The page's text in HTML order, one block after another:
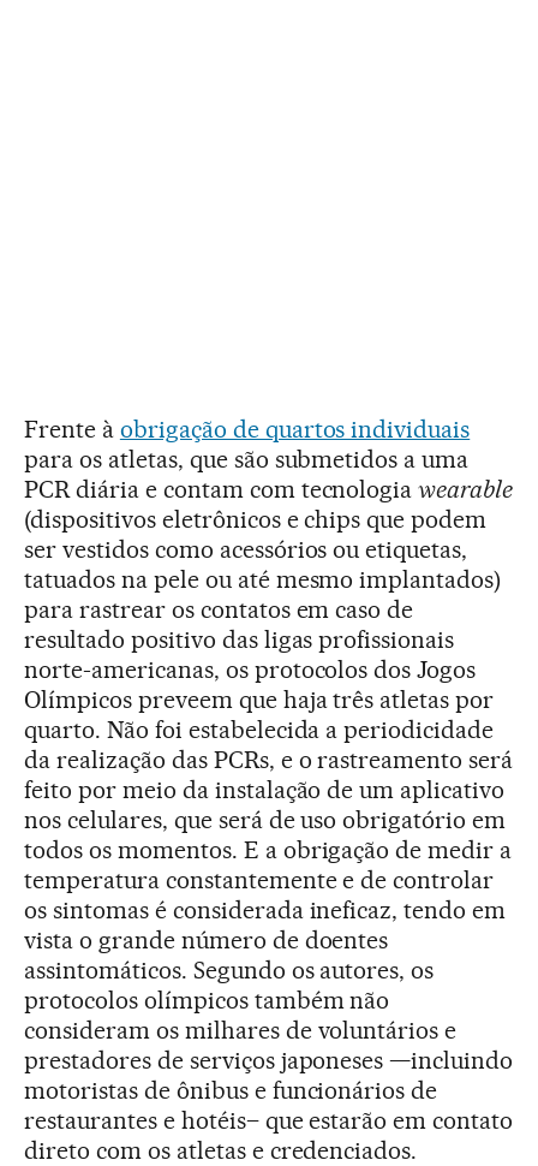
Frente à obrigação de quartos individuais
para os atletas, que são submetidos a uma
PCR diária e contam com tecnologiawearable
(dispositivos eletrônicos e chips que podem
ser vestidos como acessórios ou etiquetas,
tatuados na pele ou até mesmo implantados)
para rastrear os contatos em caso de
resultado positivo das ligas profissionais
norte-americanas, os protocolos dos Jogos
Olímpicos preveem que haja três atletas por
quarto. Não foi estabelecida a periodicidade
da realização das PCRs, e o rastreamento será
feito por meio da instalação de um aplicativo
nos celulares, que será de uso obrigatório em
todos os momentos. E a obrigação de medir a
temperatura constantemente e de controlar
os sintomas é considerada ineficaz, tendo em
vista o grande número de doentes
assintomáticos. Segundo os autores, os
protocolos olímpicos também não
consideram os milhares de voluntários e
prestadores de serviços japoneses —incluindo
motoristas de ônibus e funcionários de
restaurantes e hotéis– que estarão em contato
direto com os atletas e credenciados.